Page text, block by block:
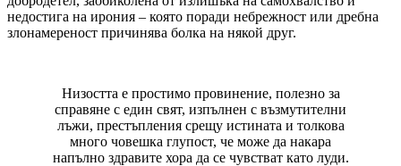
недостига на ирония – която поради небрежност или дребна
злонамереност причинява болка на някой друг.
Низостта е простимо провинение, полезно за
справяне с един свят, изпълнен с възмутителни
лъжи, престъпления срещу истината и толкова
много човешка глупост, че може да накара
напълно здравите хора да се чувстват като луди.